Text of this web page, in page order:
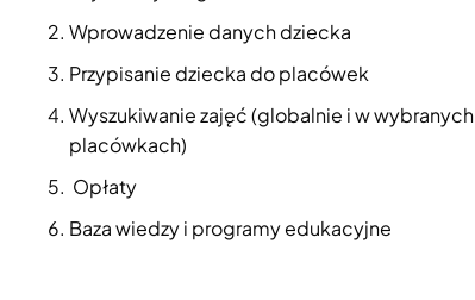
Wprowadzenie danych dziecka
Przypisanie dziecka do placówek
Wyszukiwanie zajęć (globalnie i w wybranych
placówkach)
Opłaty
Baza wiedzy i programy edukacyjne